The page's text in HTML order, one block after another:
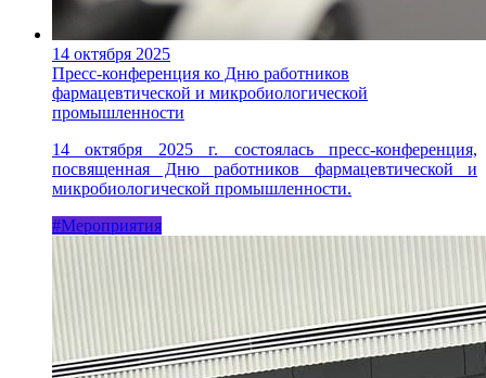
14 октября 2025
Пресс-конференция ко Дню работников
фармацевтической и микробиологической
промышленности
14 октября 2025 г. состоялась пресс-конференция,
посвященная Дню работников фармацевтической и
микробиологической промышленности.
#Мероприятия